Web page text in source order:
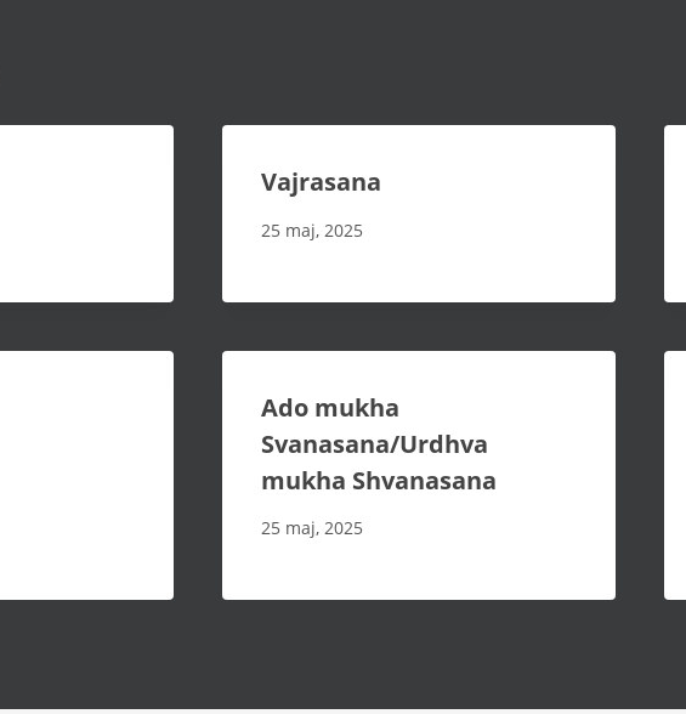
Vajrasana
25 maj, 2025
Ado mukha
Svanasana/Urdhva
mukha Shvanasana
25 maj, 2025